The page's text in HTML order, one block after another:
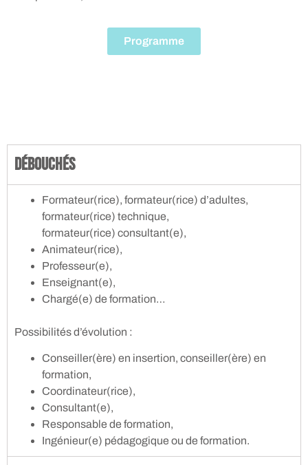
Programme
Débouchés
Formateur(rice), formateur(rice) d’adultes,
formateur(rice) technique,
formateur(rice) consultant(e),
Animateur(rice),
Professeur(e),
Enseignant(e),
Chargé(e) de formation…
Possibilités d’évolution :
Conseiller(ère) en insertion, conseiller(ère) en
formation,
Coordinateur(rice),
Consultant(e),
Responsable de formation,
Ingénieur(e) pédagogique ou de formation.